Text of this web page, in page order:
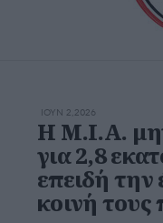
ΙΟΥΝ 2,2026
Η M.I.A.
για 2,8
επειδή την
κοινή τους